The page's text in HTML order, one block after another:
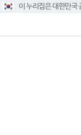
이 누리집은 대한민국